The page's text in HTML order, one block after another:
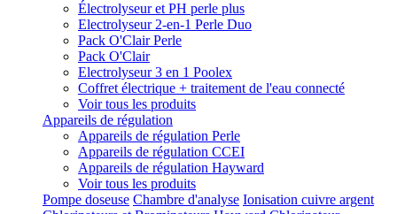
Électrolyseur et PH perle plus
Electrolyseur 2-en-1 Perle Duo
Pack O'Clair Perle
Pack O'Clair
Electrolyseur 3 en 1 Poolex
Coffret électrique + traitement de l'eau connecté
Voir tous les produits
Appareils de régulation
Appareils de régulation Perle
Appareils de régulation CCEI
Appareils de régulation Hayward
Voir tous les produits
Pompe doseuse Chambre d'analyse Ionisation cuivre argent